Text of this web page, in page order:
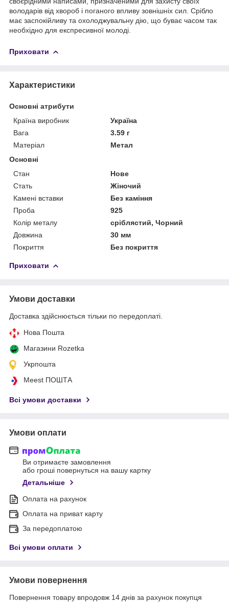
володарів від хвороб і поганого впливу зовнішніх сил. Срібло
має заспокійливу та охолоджувальну дію, що буває часом так
необхідно для експресивної молоді.
Приховати
Характеристики
Основні атрибути
Країна виробник
Україна
Вага
3.59 г
Матеріал
Метал
Основні
Стан
Нове
Стать
Жіночий
Камені вставки
Без каміння
Проба
925
Колір металу
сріблястий, Чорний
Довжина
30 мм
Покриття
Без покриття
Приховати
Умови доставки
Доставка здійснюється тільки по передоплаті.
Нова Пошта
Магазини Rozetka
Укрпошта
Meest ПОШТА
Всі умови доставки
Умови оплати
Ви отримаєте замовлення
або гроші повернуться на вашу картку
Детальніше
Оплата на рахунок
Оплата на приват карту
За передоплатою
Всі умови оплати
Умови повернення
Повернення товару впродовж 14 днів за рахунок покупця